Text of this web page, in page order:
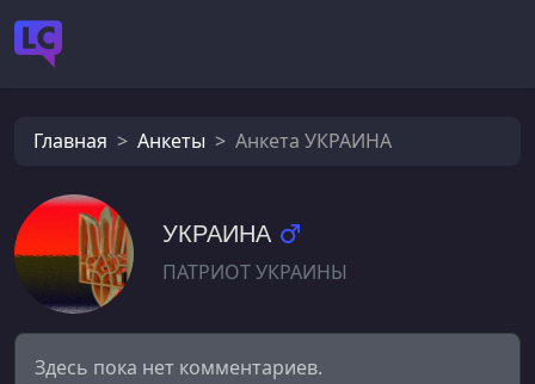
Главная Анкеты Анкета УКРАИНА
УКРАИНА
ПАТРИОТ УКРАИНЫ
Здесь пока нет комментариев.